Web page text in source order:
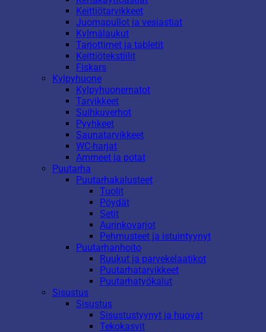
Keittiötarvikkeet
Juomapullot ja vesiastiat
Kylmälaukut
Tarjottimet ja tabletit
Keittiötekstiilit
Fiskars
Kylpyhuone
Kylpyhuonematot
Tarvikkeet
Suihkuverhot
Pyyhkeet
Saunatarvikkeet
WC-harjat
Ammeet ja potat
Puutarha
Puutarhakalusteet
Tuolit
Pöydät
Setit
Aurinkovarjot
Pehmusteet ja istuintyynyt
Puutarhanhoito
Ruukut ja parvekelaatikot
Puutarhatarvikkeet
Puutarhatyökalut
Sisustus
Sisustus
Sisustustyynyt ja huovat
Tekokasvit